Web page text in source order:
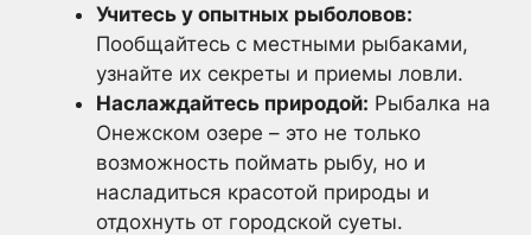
Учитесь у опытных рыболовов:
Пообщайтесь с местными рыбаками,
узнайте их секреты и приемы ловли.
Наслаждайтесь природой: Рыбалка на
Онежском озере – это не только
возможность поймать рыбу, но и
насладиться красотой природы и
отдохнуть от городской суеты.